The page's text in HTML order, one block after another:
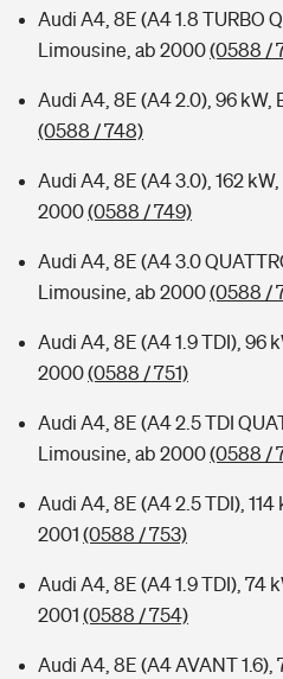
Audi A4, 8E (A4 1.8 TURBO
Limousine, ab 2000(0588 /
Audi A4, 8E (A4 2.0), 96
(0588 / 748)
Audi A4, 8E (A4 3.0), 162
2000(0588 / 749)
Audi A4, 8E (A4 3.0
Limousine, ab 2000(0588 /
Audi A4, 8E (A4 1.9 TDI), 96
2000(0588 / 751)
Audi A4, 8E (A4 2.5 TDI
Limousine, ab 2000(0588 /
Audi A4, 8E (A4 2.5 TDI),
2001 (0588 / 753)
Audi A4, 8E (A4 1.9 TDI), 74
2001 (0588 / 754)
Audi A4, 8E (A4 AVANT 1.6),